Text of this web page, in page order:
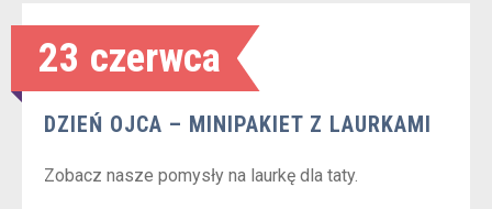
23 czerwca
DZIEŃ OJCA – MINIPAKIET Z LAURKAMI
Zobacz nasze pomysły na laurkę dla taty.